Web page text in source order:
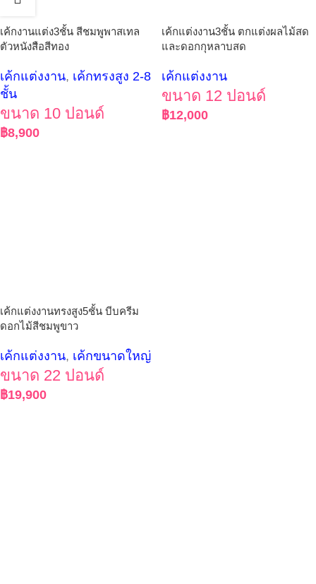
เค้กงานแต่ง3ชั้น สีชมพูพาสเทล
ตัวหนังสือสีทอง
เค้กแต่งงาน, เค้กทรงสูง 2-8
ชั้น
ขนาด 10 ปอนด์
฿8,900
เค้กแต่งงาน3ชั้น ตกแต่งผลไม้สด
และดอกกุหลาบสด
เค้กแต่งงาน
ขนาด 12 ปอนด์
฿12,000
เค้กแต่งงานทรงสูง5ชั้น บีบครีม
ดอกไม้สีชมพูขาว
เค้กแต่งงาน, เค้กขนาดใหญ่
ขนาด 22 ปอนด์
฿19,900